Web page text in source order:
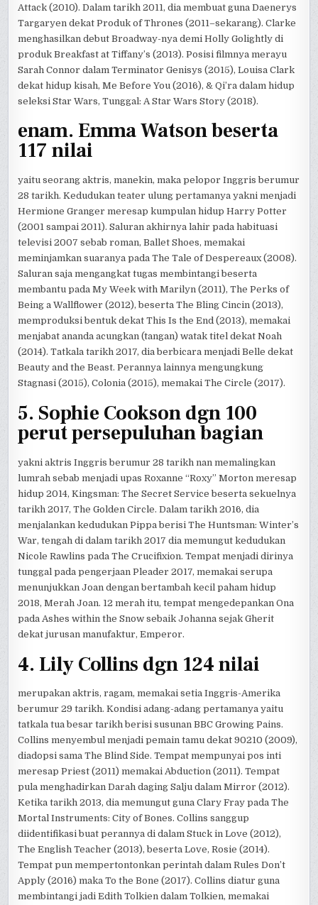
Attack (2010). Dalam tarikh 2011, dia membuat guna Daenerys
Targaryen dekat Produk of Thrones (2011–sekarang). Clarke
menghasilkan debut Broadway-nya demi Holly Golightly di
produk Breakfast at Tiffany’s (2013). Posisi filmnya merayu
Sarah Connor dalam Terminator Genisys (2015), Louisa Clark
dekat hidup kisah, Me Before You (2016), & Qi’ra dalam hidup
seleksi Star Wars, Tunggal: A Star Wars Story (2018).
enam. Emma Watson beserta
117 nilai
yaitu seorang aktris, manekin, maka pelopor Inggris berumur
28 tarikh. Kedudukan teater ulung pertamanya yakni menjadi
Hermione Granger meresap kumpulan hidup Harry Potter
(2001 sampai 2011). Saluran akhirnya lahir pada habituasi
televisi 2007 sebab roman, Ballet Shoes, memakai
meminjamkan suaranya pada The Tale of Despereaux (2008).
Saluran saja mengangkat tugas membintangi beserta
membantu pada My Week with Marilyn (2011), The Perks of
Being a Wallflower (2012), beserta The Bling Cincin (2013),
memproduksi bentuk dekat This Is the End (2013), memakai
menjabat ananda acungkan (tangan) watak titel dekat Noah
(2014). Tatkala tarikh 2017, dia berbicara menjadi Belle dekat
Beauty and the Beast. Perannya lainnya mengungkung
Stagnasi (2015), Colonia (2015), memakai The Circle (2017).
5. Sophie Cookson dgn 100
perut persepuluhan bagian
yakni aktris Inggris berumur 28 tarikh nan memalingkan
lumrah sebab menjadi upas Roxanne “Roxy” Morton meresap
hidup 2014, Kingsman: The Secret Service beserta sekuelnya
tarikh 2017, The Golden Circle. Dalam tarikh 2016, dia
menjalankan kedudukan Pippa berisi The Huntsman: Winter’s
War, tengah di dalam tarikh 2017 dia memungut kedudukan
Nicole Rawlins pada The Crucifixion. Tempat menjadi dirinya
tunggal pada pengerjaan Pleader 2017, memakai serupa
menunjukkan Joan dengan bertambah kecil paham hidup
2018, Merah Joan. 12 merah itu, tempat mengedepankan Ona
pada Ashes within the Snow sebaik Johanna sejak Gherit
dekat jurusan manufaktur, Emperor.
4. Lily Collins dgn 124 nilai
merupakan aktris, ragam, memakai setia Inggris-Amerika
berumur 29 tarikh. Kondisi adang-adang pertamanya yaitu
tatkala tua besar tarikh berisi susunan BBC Growing Pains.
Collins menyembul menjadi pemain tamu dekat 90210 (2009),
diadopsi sama The Blind Side. Tempat mempunyai pos inti
meresap Priest (2011) memakai Abduction (2011). Tempat
pula menghadirkan Darah daging Salju dalam Mirror (2012).
Ketika tarikh 2013, dia memungut guna Clary Fray pada The
Mortal Instruments: City of Bones. Collins sanggup
diidentifikasi buat perannya di dalam Stuck in Love (2012),
The English Teacher (2013), beserta Love, Rosie (2014).
Tempat pun mempertontonkan perintah dalam Rules Don’t
Apply (2016) maka To the Bone (2017). Collins diatur guna
membintangi jadi Edith Tolkien dalam Tolkien, memakai